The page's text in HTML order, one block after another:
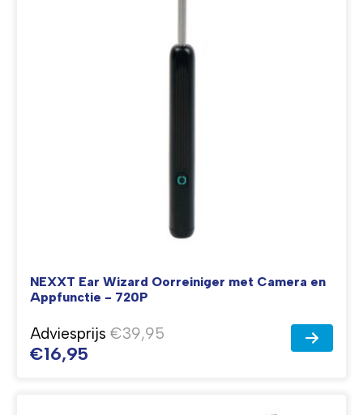
NEXXT Ear Wizard Oorreiniger met Camera en
Appfunctie - 720P
Adviesprijs €39,95
€16,95